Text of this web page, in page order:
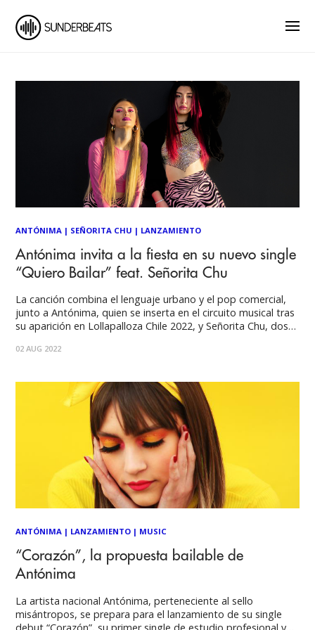
ANTÓNIMA | SEÑORITA CHU | LANZAMIENTO
Antónima invita a la fiesta en su nuevo single
“Quiero Bailar” feat. Señorita Chu
La canción combina el lenguaje urbano y el pop comercial,
junto a Antónima, quien se inserta en el circuito musical tras
su aparición en Lollapalloza Chile 2022, y Señorita Chu, dos
Alegría, empoderamiento y motivación. Eso es lo que busca
02 AUG 2022
ANTÓNIMA | LANZAMIENTO | MUSIC
“Corazón”, la propuesta bailable de
Antónima
La artista nacional Antónima, perteneciente al sello
misántropos, se prepara para el lanzamiento de su single